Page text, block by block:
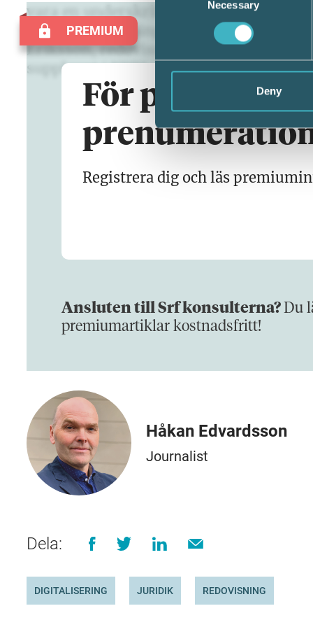
Selection
Necessary
Deny
vara en underskrift. I centrala delar
förslag i utredningen snabbt
Eriksson, redovisningsexpert vid Srf
suppleant i XBRL-föreningens styrelse.
PREMIUM
För
Registrera dig och läs
Ansluten till Srf konsulterna?Du
premiumartiklar kostnadsfritt!
Håkan Edvardsson
Journalist
Dela:
DIGITALISERING JURIDIK REDOVISNING